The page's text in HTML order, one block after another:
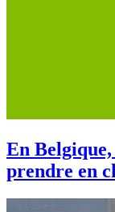
En
prendre en